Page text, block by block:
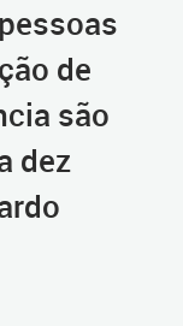
de
são
dez